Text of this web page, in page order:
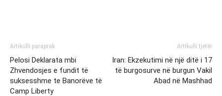
Artikulli paraprak
Pelosi Deklarata mbi
Zhvendosjes e fundit të
suksesshme te Banorëve të
Camp Liberty
Artikulli tjetër
Iran: Ekzekutimi në një ditë i 17
të burgosurve në burgun Vakil
Abad në Mashhad